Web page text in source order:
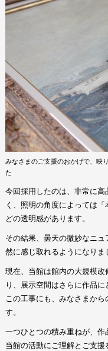
みなさまのご支援のおかげで、映
た
今回採用したのは、非常に
く、照明の角度によっては
どの透明感があります。
その結果、曇天の微妙なニ
然に感じ取れるようになりま
現在、当館は館内の大規模
り、展示空間はさらに作品に
この工事にも、みなさまか
す。
一つひとつの積み重ねが、作
当館の活動にご理解とご支